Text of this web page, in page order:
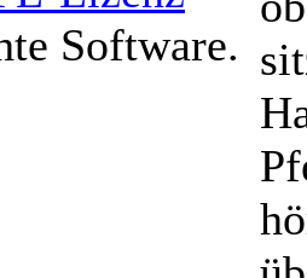
Software.